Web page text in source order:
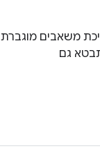
משאבים מוגברת
גם